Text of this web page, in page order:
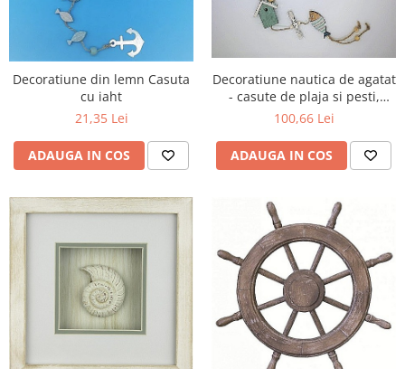
Decoratiune din lemn Casuta
cu iaht
21,35 Lei
ADAUGA IN COS
Decoratiune nautica de agatat
- casute de plaja si pesti,
100cm
100,66 Lei
ADAUGA IN COS